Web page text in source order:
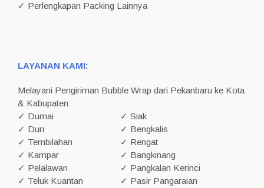
✓ Perlengkapan Packing Lainnya
LAYANAN KAMI:
Melayani Pengiriman Bubble Wrap dari Pekanbaru ke Kota
& Kabupaten:
✓ Dumai
✓ Siak
✓ Duri
✓ Bengkalis
✓ Tembilahan
✓ Rengat
✓ Kampar
✓ Bangkinang
✓ Pelalawan
✓ Pangkalan Kerinci
✓ Teluk Kuantan
✓ Pasir Pangaraian